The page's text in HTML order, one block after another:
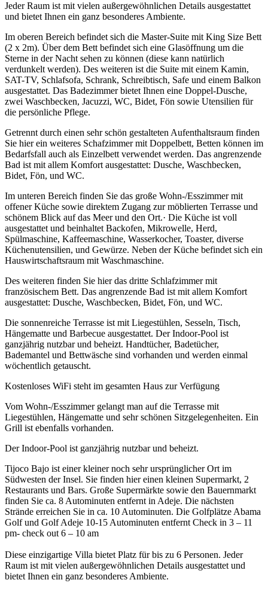
Jeder Raum ist mit vielen außergewöhnlichen Details ausgestattet
und bietet Ihnen ein ganz besonderes Ambiente.
Im oberen Bereich befindet sich die Master-Suite mit King Size Bett
(2 x 2m). Über dem Bett befindet sich eine Glasöffnung um die
Sterne in der Nacht sehen zu können (diese kann natürlich
verdunkelt werden). Des weiteren ist die Suite mit einem Kamin,
SAT-TV, Schlafsofa, Schrank, Schreibtisch, Safe und einem Balkon
ausgestattet. Das Badezimmer bietet Ihnen eine Doppel-Dusche,
zwei Waschbecken, Jacuzzi, WC, Bidet, Fön sowie Utensilien für
die persönliche Pflege.
Getrennt durch einen sehr schön gestalteten Aufenthaltsraum finden
Sie hier ein weiteres Schafzimmer mit Doppelbett, Betten können im
Bedarfsfall auch als Einzelbett verwendet werden. Das angrenzende
Bad ist mit allem Komfort ausgestattet: Dusche, Waschbecken,
Bidet, Fön, und WC.
Im unteren Bereich finden Sie das große Wohn-/Esszimmer mit
offener Küche sowie direktem Zugang zur möblierten Terrasse und
schönem Blick auf das Meer und den Ort.· Die Küche ist voll
ausgestattet und beinhaltet Backofen, Mikrowelle, Herd,
Spülmaschine, Kaffeemaschine, Wasserkocher, Toaster, diverse
Küchenutensilien, und Gewürze. Neben der Küche befindet sich ein
Hauswirtschaftsraum mit Waschmaschine.
Des weiteren finden Sie hier das dritte Schlafzimmer mit
französischem Bett. Das angrenzende Bad ist mit allem Komfort
ausgestattet: Dusche, Waschbecken, Bidet, Fön, und WC.
Die sonnenreiche Terrasse ist mit Liegestühlen, Sesseln, Tisch,
Hängematte und Barbecue ausgestattet. Der Indoor-Pool ist
ganzjährig nutzbar und beheizt. Handtücher, Badetücher,
Bademantel und Bettwäsche sind vorhanden und werden einmal
wöchentlich getauscht.
Kostenloses WiFi steht im gesamten Haus zur Verfügung
Vom Wohn-/Esszimmer gelangt man auf die Terrasse mit
Liegestühlen, Hängematte und sehr schönen Sitzgelegenheiten. Ein
Grill ist ebenfalls vorhanden.
Der Indoor-Pool ist ganzjährig nutzbar und beheizt.
Tijoco Bajo ist einer kleiner noch sehr ursprünglicher Ort im
Südwesten der Insel. Sie finden hier einen kleinen Supermarkt, 2
Restaurants und Bars. Große Supermärkte sowie den Bauernmarkt
finden Sie ca. 8 Autominuten entfernt in Adeje. Die nächsten
Strände erreichen Sie in ca. 10 Autominuten. Die Golfplätze Abama
Golf und Golf Adeje 10-15 Autominuten entfernt Check in 3 – 11
pm- check out 6 – 10 am
Diese einzigartige Villa bietet Platz für bis zu 6 Personen. Jeder
Raum ist mit vielen außergewöhnlichen Details ausgestattet und
bietet Ihnen ein ganz besonderes Ambiente.